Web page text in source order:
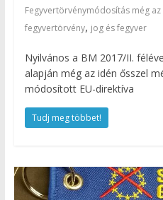
Fegyvertörvénymódosítás még az
fegyvertörvény, jog és fegyver
Nyilvános a BM 2017/II.
alapján még az idén ősszel
módosított EU-direktíva
Tudj meg többet!